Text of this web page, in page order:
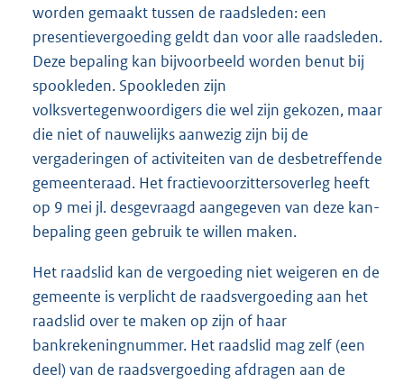
worden gemaakt tussen de raadsleden: een
presentievergoeding geldt dan voor alle raadsleden.
Deze bepaling kan bijvoorbeeld worden benut bij
spookleden. Spookleden zijn
volksvertegenwoordigers die wel zijn gekozen, maar
die niet of nauwelijks aanwezig zijn bij de
vergaderingen of activiteiten van de desbetreffende
gemeenteraad. Het fractievoorzittersoverleg heeft
op 9 mei jl. desgevraagd aangegeven van deze kan-
bepaling geen gebruik te willen maken.
Het raadslid kan de vergoeding niet weigeren en de
gemeente is verplicht de raadsvergoeding aan het
raadslid over te maken op zijn of haar
bankrekeningnummer. Het raadslid mag zelf (een
deel) van de raadsvergoeding afdragen aan de